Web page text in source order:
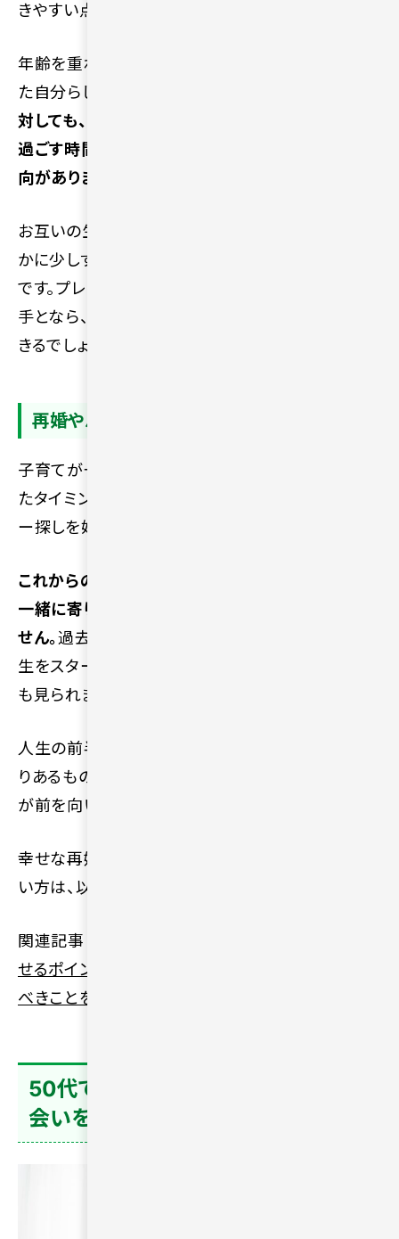
きやすい点が魅力です。
年齢を重ねるにつれて、自分の長所も短所も含め
た自分らしさを素直に受け入れやすいです。
対しても、過剰な理想や条件を求めるより、一緒に
過ごす時間の居心地の良さを何よりも重視する傾
向があります。
お互いの生活リズムや生き方を尊重しながら、穏や
かに少しずつ関係を深めていけるのが大人の恋愛
です。プレッシャーを感じずに自分らしくいられる相
手となら、日々の生活の中で穏やかな幸せを実感で
きるでしょう。
再婚やパートナー探しを始める人も多い
子育てが一段落したり仕事に区切りがついたりし
たタイミングをきっかけに、新たな恋愛やパートナ
ー探しを始める人は多いです。
これからの老後を一人で過ごすのではなく、温かく
一緒に寄り添える相手を求める声は少なくありま
せん。過去に離婚や死別を経験した後に、第二の人
生をスタートさせるために新しい関係を築くケース
も見られます。
人生の前半とは異なる、後半の生活をより豊かで実
りあるものにしたいという強い思いから、多くの人
が前を向いて行動しているのです。
幸せな再婚を叶えるための具体的な手順を知りた
い方は、以下の記事をご確認ください。
関連記事：
せるポイントやパートナーとパートナーと話し合う
べきことを解説
50代で一人が寂しい人が安心して出
会いを探す方法